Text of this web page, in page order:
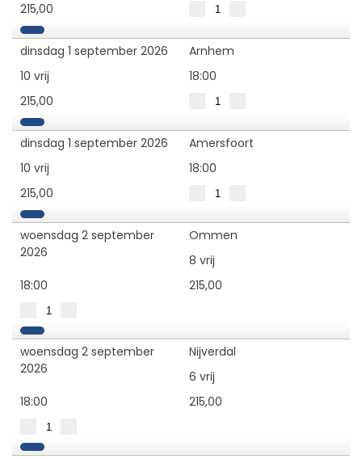
215,00
dinsdag 1 september 2026
Arnhem
10 vrij
18:00
215,00
dinsdag 1 september 2026
Amersfoort
10 vrij
18:00
215,00
woensdag 2 september
2026
Ommen
8 vrij
18:00
215,00
woensdag 2 september
2026
Nijverdal
6 vrij
18:00
215,00